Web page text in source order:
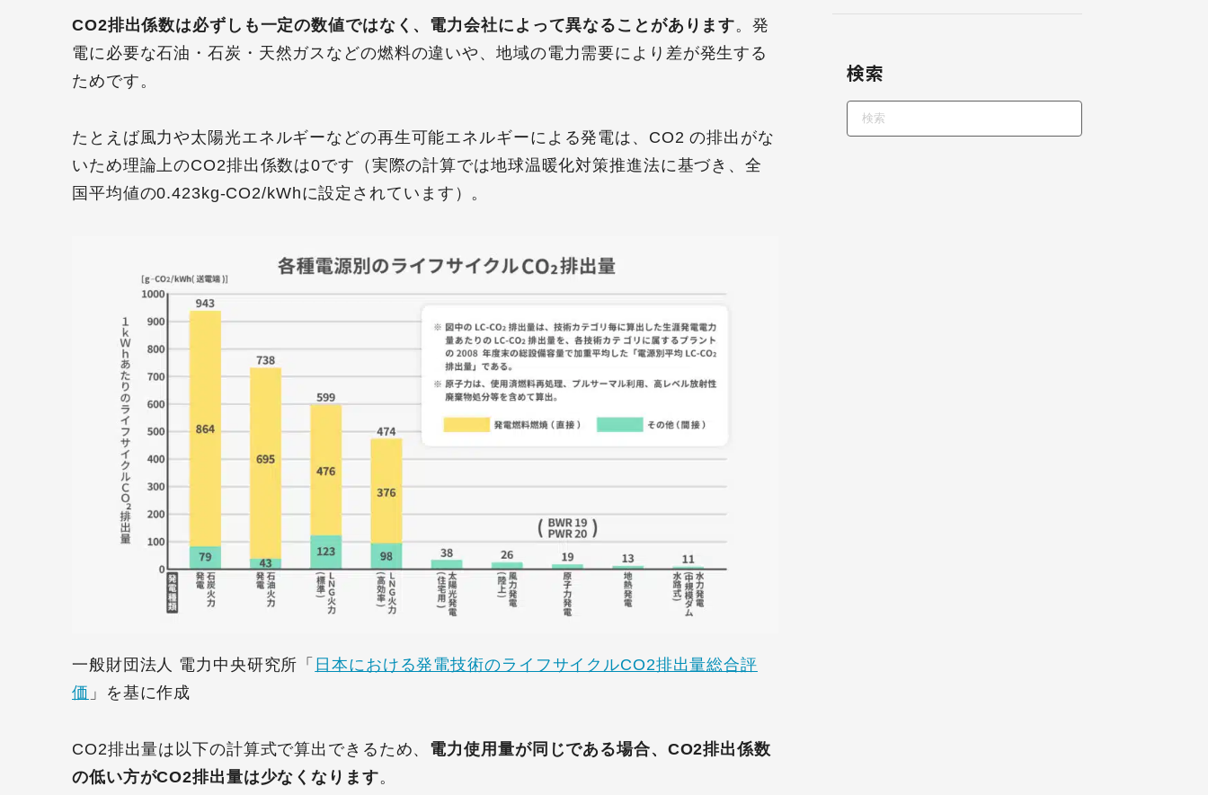
CO2排出係数は必ずしも一定の数値ではなく、電力会社によって異なることがあります。発
電に必要な石油・石炭・天然ガスなどの燃料の違いや、地域の電力需要により差が発生する
ためです。
たとえば風力や太陽光エネルギーなどの再生可能エネルギーによる発電は、CO2 の排出がな
いため理論上のCO2排出係数は0です（実際の計算では地球温暖化対策推進法に基づき、全
国平均値の0.423kg-CO2/kWhに設定されています）。
一般財団法人 電力中央研究所「 日本における発電技術のライフサイクルCO2排出量総合評
価 」を基に作成
CO2排出量は以下の計算式で算出できるため、 電力使用量が同じである場合、CO2排出係数
の低い方がCO2排出量は少なくなります。
検索